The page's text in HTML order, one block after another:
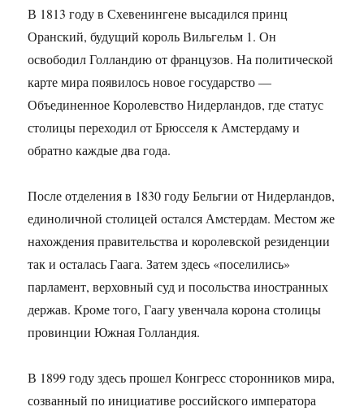
В 1813 году в Схевенингене высадился принц
Оранский, будущий король Вильгельм 1. Он
освободил Голландию от французов. На политической
карте мира появилось новое государство —
Объединенное Королевство Нидерландов, где статус
столицы переходил от Брюсселя к Амстердаму и
обратно каждые два года.
После отделения в 1830 году Бельгии от Нидерландов,
единоличной столицей остался Амстердам. Местом же
нахождения правительства и королевской резиденции
так и осталась Гаага. Затем здесь «поселились»
парламент, верховный суд и посольства иностранных
держав. Кроме того, Гаагу увенчала корона столицы
провинции Южная Голландия.
В 1899 году здесь прошел Конгресс сторонников мира,
созванный по инициативе российского императора